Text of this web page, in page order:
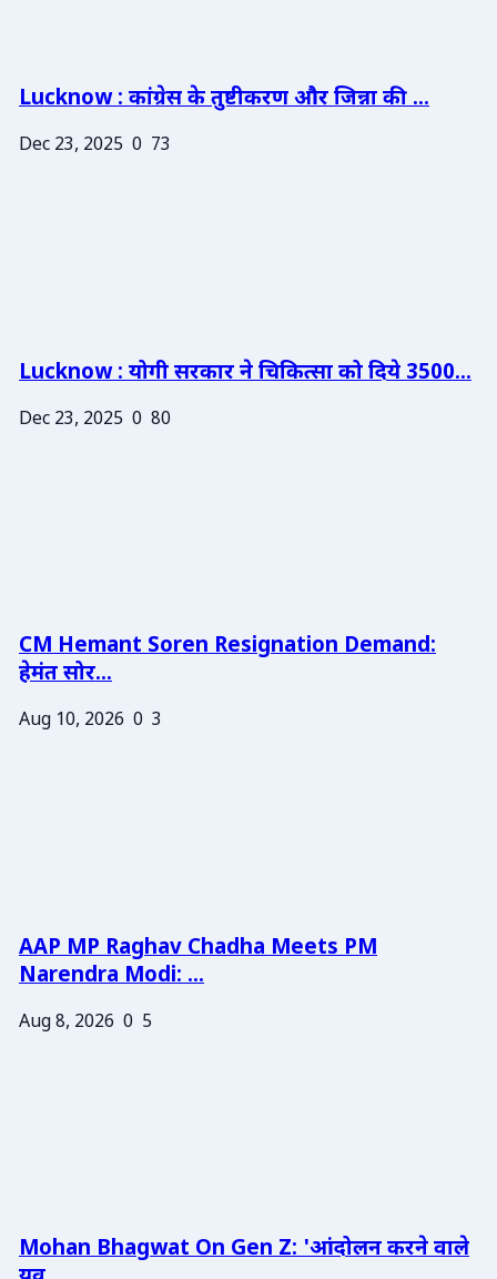
Lucknow : कांग्रेस के तुष्टीकरण और जिन्ना की ...
Dec 23, 2025 0 73
Lucknow : योगी सरकार ने चिकित्सा को दिये 3500...
Dec 23, 2025 0 80
CM Hemant Soren Resignation Demand:
हेमंत सोर...
Aug 10, 2026 0 3
AAP MP Raghav Chadha Meets PM
Narendra Modi: ...
Aug 8, 2026 0 5
Mohan Bhagwat On Gen Z: 'आंदोलन करने वाले